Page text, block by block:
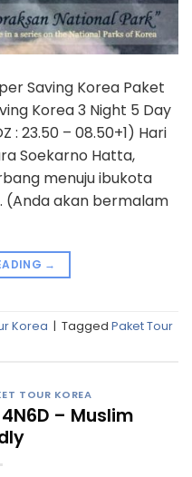
Saving Korea Paket
Korea 3 Night 5 Day
: 23.50 – 08.50+1) Hari
Soekarno Hatta,
menuju ibukota
(Anda akan bermalam
→
Korea | Tagged Paket Tour
TOUR KOREA
– Muslim